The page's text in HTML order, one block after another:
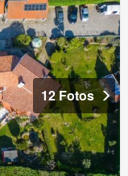
12 Fotos